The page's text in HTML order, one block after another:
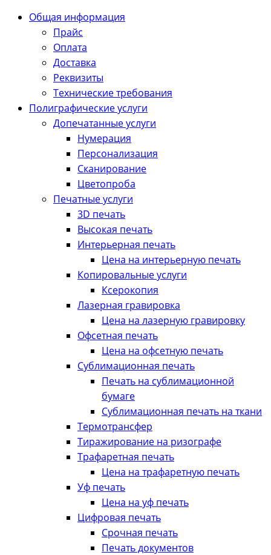
Общая информация
Прайс
Оплата
Доставка
Реквизиты
Технические требования
Полиграфические услуги
Допечатанные услуги
Нумерация
Персонализация
Сканирование
Цветопроба
Печатные услуги
3D печать
Высокая печать
Интерьерная печать
Цена на интерьерную печать
Копировальные услуги
Ксерокопия
Лазерная гравировка
Цена на лазерную гравировку
Офсетная печать
Цена на офсетную печать
Сублимационная печать
Печать на сублимационной
бумаге
Сублимационная печать на ткани
Термотрансфер
Тиражирование на ризографе
Трафаретная печать
Цена на трафаретную печать
Уф печать
Цена на уф печать
Цифровая печать
Срочная печать
Печать документов